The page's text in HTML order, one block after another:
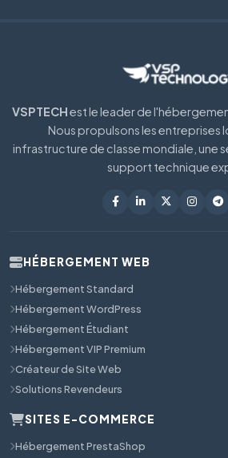
VSPTECHest le leader de
Nous propulsons les entreprises
infrastructure de classe mondiale, une
support technique
HÉBERGEMENT WEB
Hébergement Standard
Hébergement WordPress
Hébergement Étudiant
Hébergement VIP Premium
Créateur de Site Web
Solutions Revendeurs
SITES E-COMMERCE
Hébergement PrestaShop